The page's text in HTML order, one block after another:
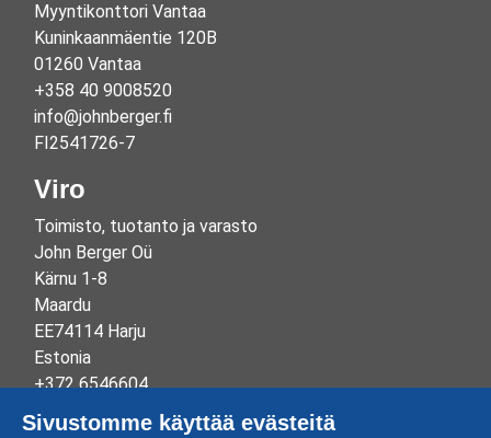
Myyntikonttori Vantaa
Kuninkaanmäentie 120B
01260 Vantaa
+358 40 9008520
info@johnberger.fi
FI2541726-7
Viro
Toimisto, tuotanto ja varasto
John Berger Oü
Kärnu 1-8
Maardu
EE74114 Harju
Estonia
+372 6546604
info@johnberger.ee
Sivustomme käyttää evästeitä